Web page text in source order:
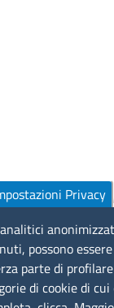
Privacy
possono
parte di
di cookie di